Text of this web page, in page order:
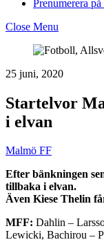
Prenumerera på
Close Menu
25 juni, 2020
Startelvor
i elvan
Malmö FF
Efter bänkningen
tillbaka i elvan.
Även Kiese Thelin
MFF: Dahlin –
Lewicki, Bachirou –